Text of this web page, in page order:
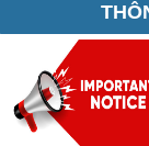
Khai mạc
cho chuyên gia